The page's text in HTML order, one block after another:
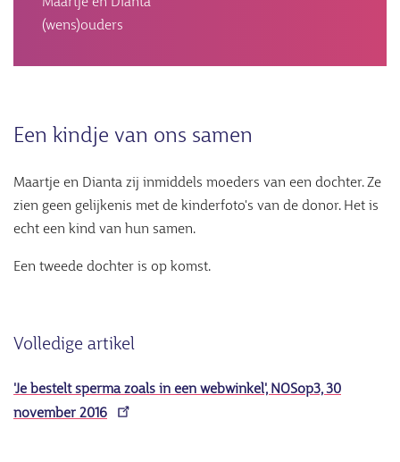
(wens)ouders
Een kindje van ons samen
Maartje en Dianta zij inmiddels moeders van een dochter. Ze
zien geen gelijkenis met de kinderfoto's van de donor. Het is
echt een kind van hun samen.
Een tweede dochter is op komst.
Volledige artikel
'Je bestelt sperma zoals in een webwinkel', NOSop3, 30
november 2016